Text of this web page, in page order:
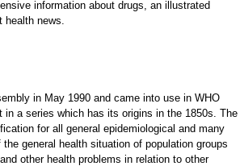
information about drugs, an illustrated
news.
in May 1990 and came into use in WHO
a series which has its origins in the 1850s. The
for all general epidemiological and many
general health situation of population groups
other health problems in relation to other